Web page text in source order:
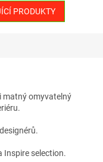
PRODUKTY
matný omyvatelný
Inspire selection.